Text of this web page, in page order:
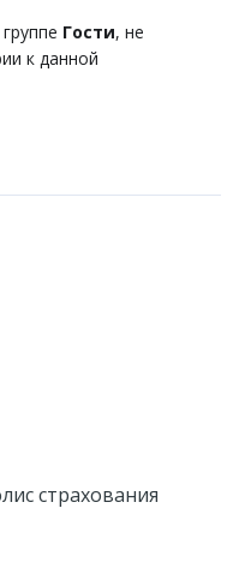
Гости, не
к данной
страхования